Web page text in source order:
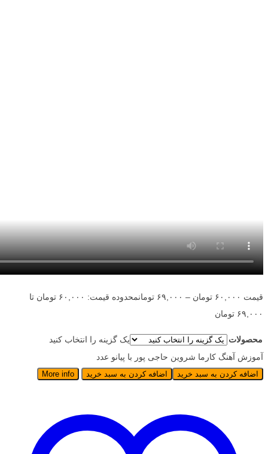
قیمت ۶۰,۰۰۰ تومان – ۶۹,۰۰۰ تومان
محدوده قیمت: ۶۰,۰۰۰ تومان تا
۶۹,۰۰۰ تومان
محصولات
یک گزینه را انتخاب کنید
آموزش آهنگ کارما شروین حاجی پور با پیانو عدد
اضافه کردن به سبد خرید اضافه کردن به سبد خرید More info